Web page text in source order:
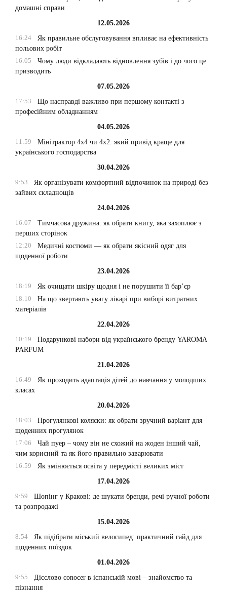
домашні справи
12.05.2026
16:24
Як правильне обслуговування впливає на ефективність
польових робіт
16:05
Чому люди відкладають відновлення зубів і до чого це
призводить
07.05.2026
17:53
Що насправді важливо при першому контакті з
професійним обладнанням
04.05.2026
11:59
Мінітрактор 4х4 чи 4х2: який привід краще для
українського господарства
30.04.2026
9:53
Як організувати комфортний відпочинок на природі без
зайвих складнощів
24.04.2026
16:07
Тимчасова дружина: як обрати книгу, яка захоплює з
перших сторінок
12:20
Медичні костюми — як обрати якісний одяг для
щоденної роботи
23.04.2026
18:19
Як очищати шкіру щодня і не порушити її бар’єр
18:10
На що звертають увагу лікарі при виборі витратних
матеріалів
22.04.2026
10:19
Подарункові набори від українського бренду YAROMA
PARFUM
21.04.2026
16:49
Як проходить адаптація дітей до навчання у молодших
класах
20.04.2026
18:03
Прогулянкові коляски: як обрати зручний варіант для
щоденних прогулянок
17:06
Чай пуер – чому він не схожий на жоден інший чай,
чим корисний та як його правильно заварювати
16:59
Як змінюється освіта у передмісті великих міст
17.04.2026
9:59
Шопінг у Кракові: де шукати бренди, речі ручної роботи
та розпродажі
15.04.2026
8:54
Як підібрати міський велосипед: практичний гайд для
щоденних поїздок
01.04.2026
9:55
Дієслово conocer в іспанській мові – знайомство та
пізнання